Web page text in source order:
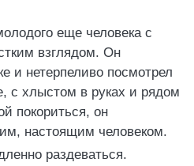
еще человека с
взглядом. Он
и нетерпеливо посмотрел
с хлыстом в руках и рядом
покориться, он
настоящим человеком.
раздеваться.